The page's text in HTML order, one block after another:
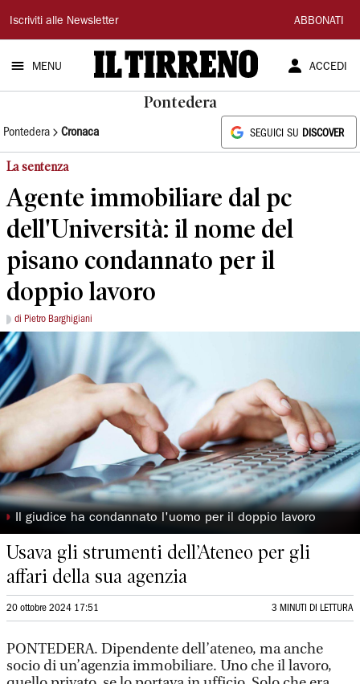
Il
Tirreno
Iscriviti alle Newsletter ABBONATI
MENU ACCEDI
Pontedera
Pontedera Cronaca SEGUICI SU DISCOVER
La sentenza
Agente immobiliare dal pc
dell'Università: il nome del
pisano condannato per il
doppio lavoro
di Pietro Barghigiani
◗ Il giudice ha condannato l'uomo per il doppio lavoro
Usava gli strumenti dell’Ateneo per gli
affari della sua agenzia
20 ottobre 2024 17:51 3 MINUTI DI LETTURA
PONTEDERA. Dipendente dell’ateneo, ma anche
socio di un’agenzia immobiliare. Uno che il lavoro,